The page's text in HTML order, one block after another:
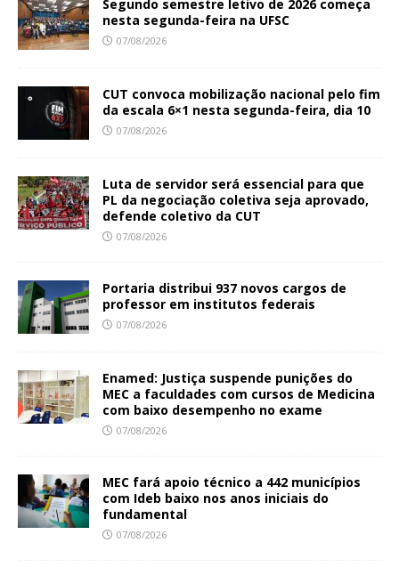
Segundo semestre letivo de 2026 começa
nesta segunda-feira na UFSC
07/08/2026
CUT convoca mobilização nacional pelo fim
da escala 6×1 nesta segunda-feira, dia 10
07/08/2026
Luta de servidor será essencial para que
PL da negociação coletiva seja aprovado,
defende coletivo da CUT
07/08/2026
Portaria distribui 937 novos cargos de
professor em institutos federais
07/08/2026
Enamed: Justiça suspende punições do
MEC a faculdades com cursos de Medicina
com baixo desempenho no exame
07/08/2026
MEC fará apoio técnico a 442 municípios
com Ideb baixo nos anos iniciais do
fundamental
07/08/2026